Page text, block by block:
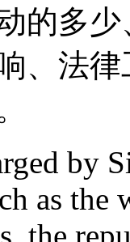
的多
、法
by
as